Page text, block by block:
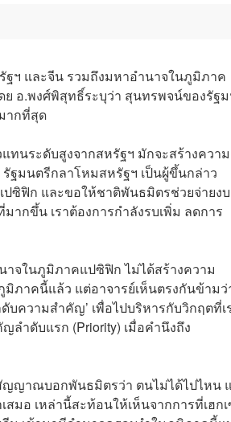
ฐฯ และจีน รวมถึงมหาอำนาจในภูมิภาค
ย อ.พงศ์พิสุทธิ์ระบุว่า สุนทรพจน์ของรัฐ
ากที่สุด
ทนระดับสูงจากสหรัฐฯ มักจะสร้างความ
รัฐมนตรีกลาโหมสหรัฐฯ เป็นผู้ขึ้นกล่าว
ซิฟิก และขอให้ชาติพันธมิตรช่วยจ่ายงบ
ากขึ้น เราต้องการกำลังรบเพิ่ม ลดการ
าจในภูมิภาคแปซิฟิก ไม่ได้สร้างความ
มิภาคนี้แล้ว แต่อาจารย์เห็นตรงกันข้ามว่
ความสำคัญ’ เพื่อไปบริหารกับวิกฤตที่เ
ำดับแรก (Priority) เมื่อคำนึงถึง
ญญาณบอกพันธมิตรว่า ตนไม่ได้ไปไหน
มอ เหล่านี้สะท้อนให้เห็นจากการที่เฮก